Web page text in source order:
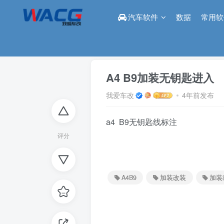
汽车软件 数据 常用
评分
A4 B9加装无钥匙进入
我爱车改 4年前发布
a4 B9无钥匙线标注
A4B9 加装改装 加